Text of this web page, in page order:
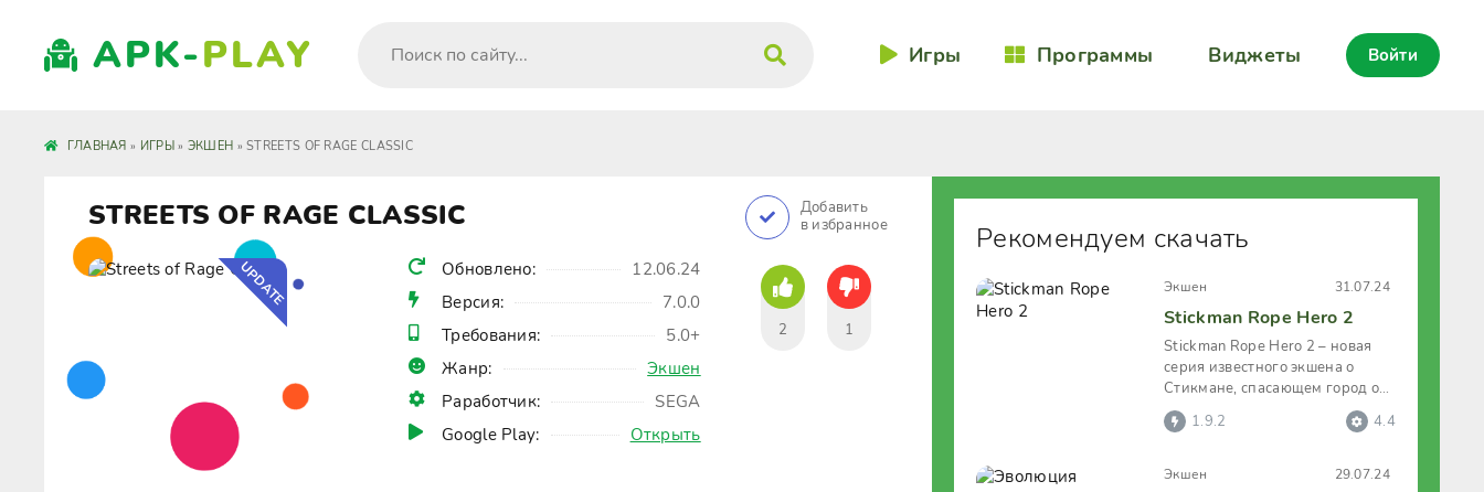
APK-PLAY Игры Программы Виджеты Войти
ГЛАВНАЯ » ИГРЫ» ЭКШЕН » STREETS OF RAGE CLASSIC
STREETS OF RAGE CLASSIC
Обновлено:
12.06.24
Версия:
7.0.0
Требования:
5.0+
Жанр:
Экшен
Раработчик:
SEGA
Google Play:
Открыть
UPDATE
Добавить
в избранное
2 1
Рекомендуем скачать
Экшен 31.07.24
Stickman Rope Hero 2
Stickman Rope Hero 2 – новая
серия известного экшена о
Стикмане, спасающем город от
злобных существ, угрожающих
мирным
1.9.2 4.4
Экшен 29.07.24